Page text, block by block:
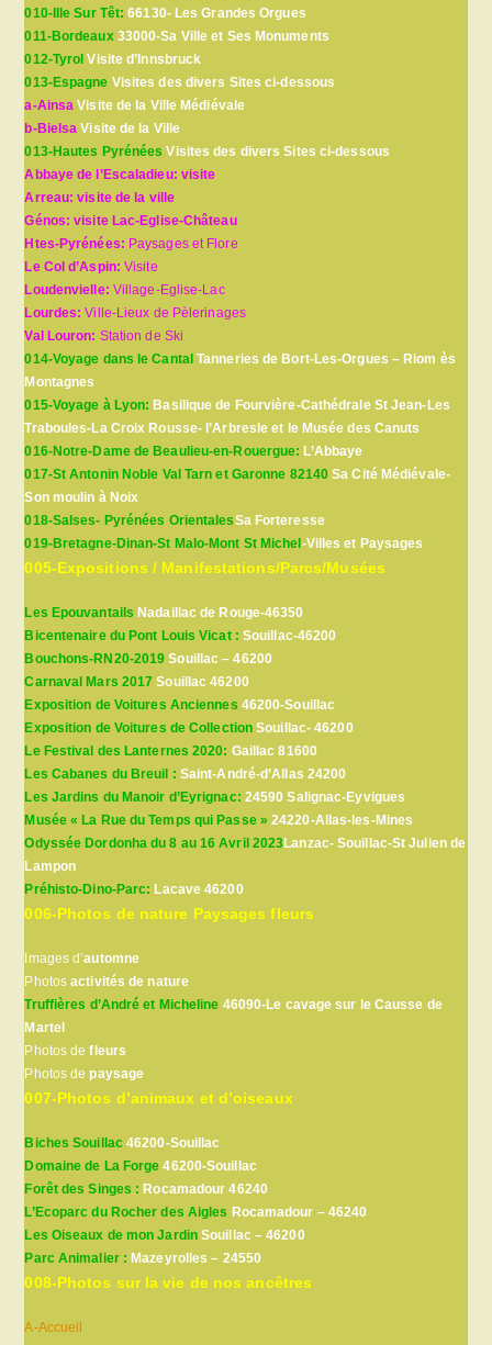
010-Ille Sur Têt:66130- Les Grandes Orgues
011-Bordeaux33000-Sa Ville et Ses Monuments
012-Tyrol Visite d’Innsbruck
013-Espagne Visites des divers Sites ci-dessous
a-Ainsa Visite de la Ville Médiévale
b-Bielsa Visite de la Ville
013-Hautes Pyrénées Visites des divers Sites ci-dessous
Abbaye de l’Escaladieu: visite
Arreau: visite de la ville
Génos: visite Lac-Eglise-Château
Htes-Pyrénées: Paysages et Flore
Le Col d’Aspin:Visite
Loudenvielle: Village-Eglise-Lac
Lourdes:Ville-Lieux de Pèlerinages
Val Louron: Station de Ski
014-Voyage dans le Cantal Tanneries de Bort-Les-Orgues – Riom ès
Montagnes
015-Voyage à Lyon: Basilique de Fourvière-Cathédrale St Jean-Les
Traboules-La Croix Rousse- l’Arbresle et le Musée des Canuts
016-Notre-Dame de Beaulieu-en-Rouergue: L’Abbaye
017-St Antonin Noble Val Tarn et Garonne 82140 Sa Cité Médiévale-
Son moulin à Noix
018-Salses- Pyrénées OrientalesSa Forteresse
019-Bretagne-Dinan-St Malo-Mont St Michel -Villes et Paysages
005-Expositions / Manifestations/Parcs/Musées
Les Epouvantails Nadaillac de Rouge-46350
Bicentenaire du Pont Louis Vicat : Souillac-46200
Bouchons-RN20-2019Souillac – 46200
Carnaval Mars 2017 Souillac 46200
Exposition de Voitures Anciennes 46200-Souillac
Exposition de Voitures de Collection Souillac- 46200
Le Festival des Lanternes 2020: Gaillac 81600
Les Cabanes du Breuil : Saint-André-d’Allas 24200
Les Jardins du Manoir d’Eyrignac: 24590 Salignac-Eyvigues
Musée « La Rue du Temps qui Passe » 24220-Allas-les-Mines
Odyssée Dordonha du 8 au 16 Avril 2023Lanzac- Souillac-St Julien de
Lampon
Préhisto-Dino-Parc: Lacave 46200
006-Photos de nature Paysages fleurs
Images d’automne
Photosactivités de nature
Truffières d’André et Micheline 46090-Le cavage sur le Causse de
Martel
Photos defleurs
Photos depaysage
007-Photos d’animaux et d’oiseaux
Biches Souillac46200-Souillac
Domaine de La Forge 46200-Souillac
Forêt des Singes : Rocamadour 46240
L’Ecoparc du Rocher des Aigles Rocamadour – 46240
Les Oiseaux de mon JardinSouillac – 46200
Parc Animalier : Mazeyrolles – 24550
008-Photos sur la vie de nos ancêtres
A-Accueil